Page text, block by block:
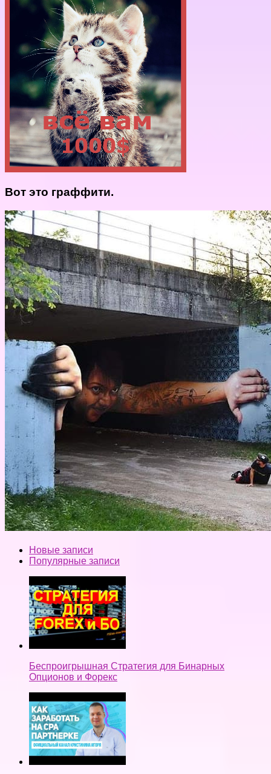
Вот это граффити.
Новые записи
Популярные записи
Беспроигрышная Стратегия для Бинарных
Опционов и Форекс